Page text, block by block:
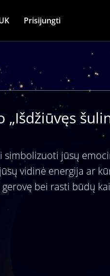
Prisijungti
„Išdžiūvęs
simbolizuoti jūsų
vidinė energija ar
bei rasti būdų